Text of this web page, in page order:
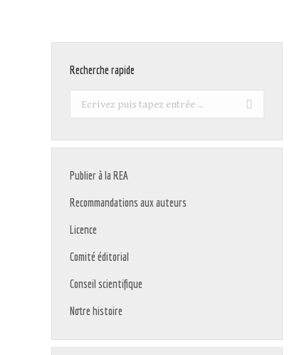
Recherche rapide
Recherche
Publier à la REA
Recommandations aux auteurs
Licence
Comité éditorial
Conseil scientifique
Notre histoire